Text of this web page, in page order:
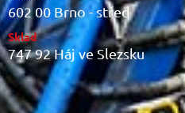
602 00 Brno - střed
Sklad
747 92 Háj ve Slezsku